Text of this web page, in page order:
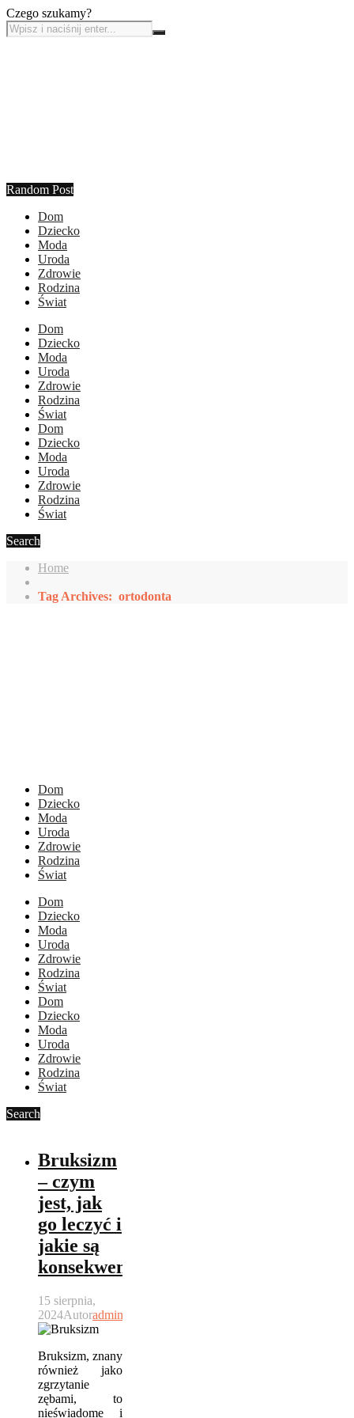
Czego szukamy?
Random Post
Dom
Dziecko
Moda
Uroda
Zdrowie
Rodzina
Świat
Dom
Dziecko
Moda
Uroda
Zdrowie
Rodzina
Świat
Dom
Dziecko
Moda
Uroda
Zdrowie
Rodzina
Świat
Search
Home
Tag Archives: ortodonta
Dom
Dziecko
Moda
Uroda
Zdrowie
Rodzina
Świat
Dom
Dziecko
Moda
Uroda
Zdrowie
Rodzina
Świat
Dom
Dziecko
Moda
Uroda
Zdrowie
Rodzina
Świat
Search
Bruksizm
– czym
jest, jak
go leczyć i
jakie są
konsekwencje?
15 sierpnia,
2024Autoradmin
Bruksizm, znany
również jako
zgrzytanie
zębami, to
nieświadome i